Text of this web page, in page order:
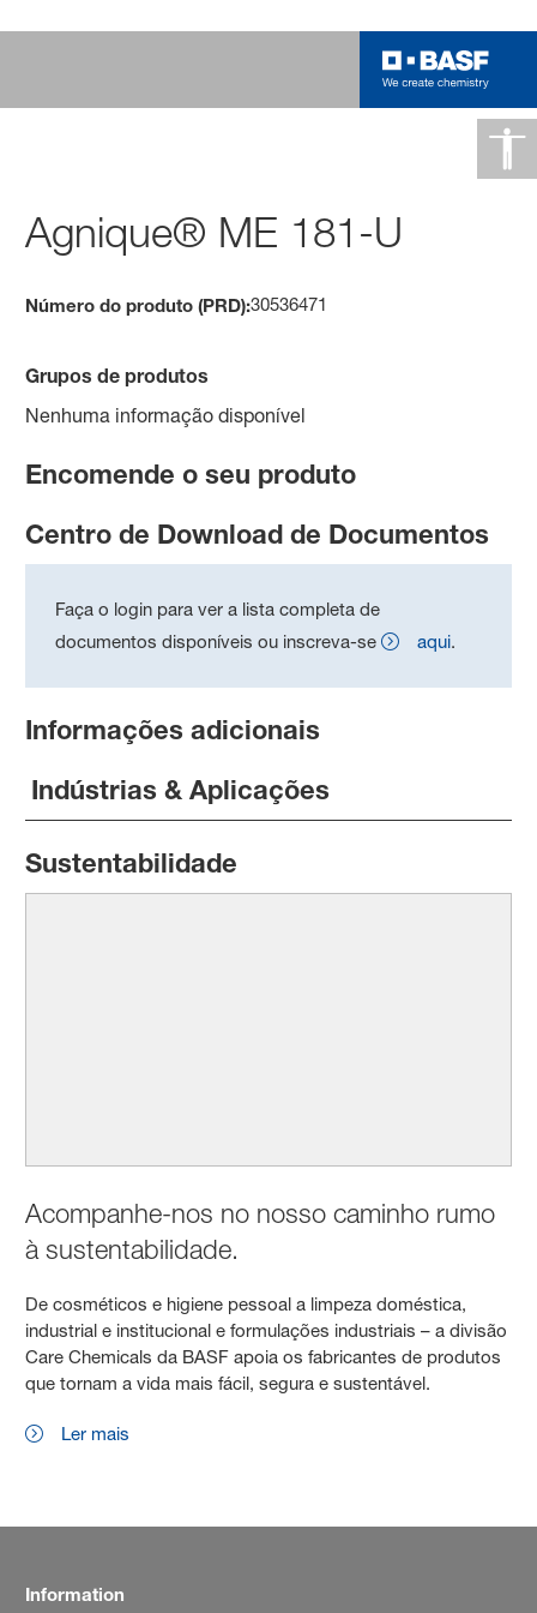
Agnique® ME 181-U
Número do produto (PRD):30536471
Grupos de produtos
Nenhuma informação disponível
Encomende o seu produto
Centro de Download de Documentos
Faça o login para ver a lista completa de
documentos disponíveis ou inscreva-se
aqui.
Informações adicionais
Indústrias & Aplicações
Sustentabilidade
Acompanhe-nos no nosso caminho rumo
à sustentabilidade.
De cosméticos e higiene pessoal a limpeza doméstica,
industrial e institucional e formulações industriais – a divisão
Care Chemicals da BASF apoia os fabricantes de produtos
que tornam a vida mais fácil, segura e sustentável.
Ler mais
Information